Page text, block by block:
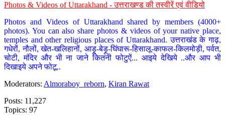
Photos & Videos of Uttarakhand - उत्तराखण्ड की तस्वीरें एवं वीडियो
Photos and Videos of Uttarakhand shared by members (4000+
photos). You can also share photos & videos of your native place,
temples and other religious places of Uttarakhand. उत्तराखंड के गाढ़,
गधेरों, नौलों, खेत-खलिहानों, आड़ू-बेड़ू-घिंघारू-हिसालू-काफल-किलमोड़ी, पर्वत,
चोटी, मंदिर और भी ना जाने कितनी फोटुऐं... आइये देखिये ..और आप भी
दिखाइये अपने फोटू..
Moderators: Almoraboy_reborn, Kiran Rawat
Posts: 11,227
Topics: 97